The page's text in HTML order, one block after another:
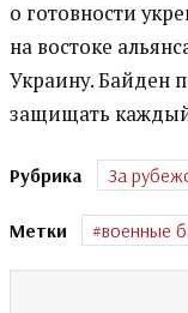
о готовности
на востоке
Украину. Байден
защищать
Рубрика За
Метки военные